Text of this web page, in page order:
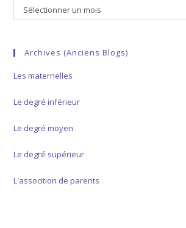
Archives
Sélectionner un mois
Archives (anciens Blogs)
Les maternelles
Le degré inférieur
Le degré moyen
Le degré supérieur
L'assocition de parents